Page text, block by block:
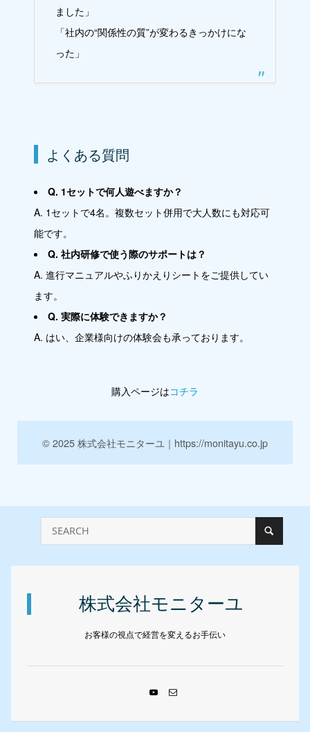
ました」
「社内の“関係性の質”が変わるきっかけにな
った」
よくある質問
Q. 1セットで何人遊べますか？
A. 1セットで4名。複数セット併用で大人数にも対応可
能です。
Q. 社内研修で使う際のサポートは？
A. 進行マニュアルやふりかえりシートをご提供してい
ます。
Q. 実際に体験できますか？
A. はい、企業様向けの体験会も承っております。
購入ページはコチラ
© 2025 株式会社モニターユ｜https://monitayu.co.jp
株式会社モニターユ
お客様の視点で経営を変えるお手伝い